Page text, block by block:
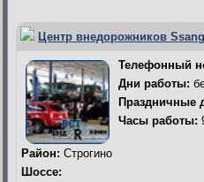
Центр внедорожников
Телефонный
Дни работы:
Праздничные
Часы работы:
Район: Строгино
Шоссе: